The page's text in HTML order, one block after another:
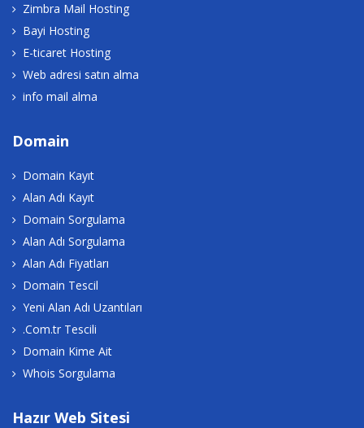
Zimbra Mail Hosting
Bayi Hosting
E-ticaret Hosting
Web adresi satın alma
info mail alma
Domain
Domain Kayıt
Alan Adı Kayıt
Domain Sorgulama
Alan Adı Sorgulama
Alan Adı Fiyatları
Domain Tescil
Yeni Alan Adı Uzantıları
.Com.tr Tescili
Domain Kime Ait
Whois Sorgulama
Hazır Web Sitesi